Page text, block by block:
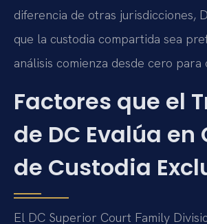
diferencia de otras jurisdicciones,
que la custodia compartida sea
análisis comienza desde cero para
Factores que el
de DC Evalúa en
de Custodia
El DC Superior Court Family